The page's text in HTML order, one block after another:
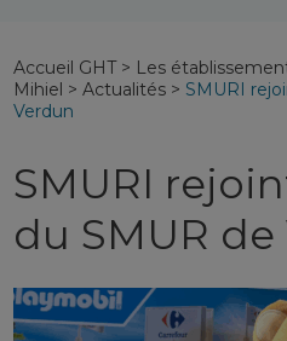
Accueil GHT > Les
Mihiel >Actualités > SMURI
Verdun
SMURI
du SMUR